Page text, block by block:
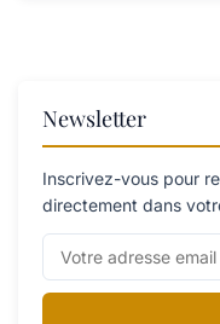
Newsletter
Inscrivez-vous pour
directement dans